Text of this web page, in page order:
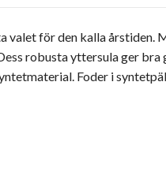
för den kalla årstiden.
robusta yttersula ger bra
Foder i